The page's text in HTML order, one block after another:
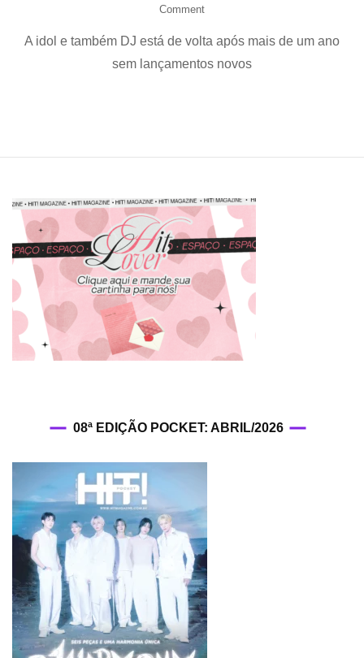
Commenton
(Girls’
Romance”
A idol e também DJ está de volta após mais de um ano
sem lançamentos novos
08ª EDIÇÃO POCKET: ABRIL/2026